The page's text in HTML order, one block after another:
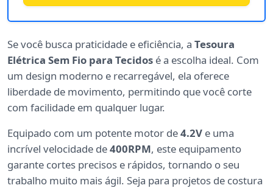
Se você busca praticidade e eficiência, a Tesoura
Elétrica Sem Fio para Tecidos é a escolha ideal. Com
um design moderno e recarregável, ela oferece
liberdade de movimento, permitindo que você corte
com facilidade em qualquer lugar.
Equipado com um potente motor de4.2V e uma
incrível velocidade de400RPM, este equipamento
garante cortes precisos e rápidos, tornando o seu
trabalho muito mais ágil. Seja para projetos de costura